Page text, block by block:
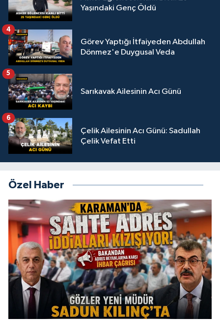
Yaşındaki Genç Öldü
Görev Yaptığı İtfaiyeden Abdullah
Dönmez'e Duygusal Veda
4
Sarıkavak Ailesinin Acı Günü
5
Çelik Ailesinin Acı Günü: Sadullah
Çelik Vefat Etti
6
Özel Haber